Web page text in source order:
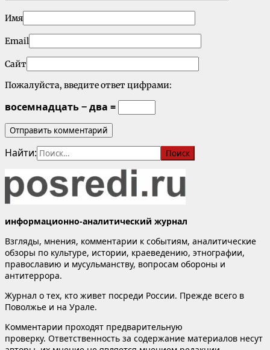
Имя
Email
Сайт
Пожалуйста, введите ответ цифрами:
восемнадцать − два =
Найти:
информационно-аналитический журнал
Взгляды, мнения, комментарии к событиям, аналитические
обзоры по культуре, истории, краеведению, этнографии,
православию и мусульманству, вопросам обороны и
антитеррора.
Журнал о тех, кто живет посреди России. Прежде всего в
Поволжье и на Урале.
Комментарии проходят предварительную
проверку. Ответственность за содержание материалов несут